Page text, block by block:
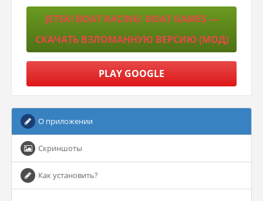
JETSKI BOAT RACING: BOAT GAMES —
СКАЧАТЬ ВЗЛОМАННУЮ ВЕРСИЮ (МОД)
PLAY GOOGLE
О приложении
Скриншоты
Как установить?